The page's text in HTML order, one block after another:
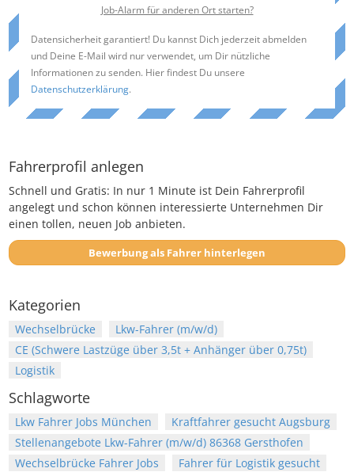
Job-Alarm für anderen Ort starten?
Datensicherheit garantiert! Du kannst Dich jederzeit abmelden
und Deine E-Mail wird nur verwendet, um Dir nützliche
Informationen zu senden. Hier findest Du unsere
Datenschutzerklärung.
Fahrerprofil anlegen
Schnell und Gratis: In nur 1 Minute ist Dein Fahrerprofil
angelegt und schon können interessierte Unternehmen Dir
einen tollen, neuen Job anbieten.
Bewerbung als Fahrer hinterlegen
Kategorien
Wechselbrücke
Lkw-Fahrer (m/w/d)
CE (Schwere Lastzüge über 3,5t + Anhänger über 0,75t)
Logistik
Schlagworte
Lkw Fahrer Jobs München
Kraftfahrer gesucht Augsburg
Stellenangebote Lkw-Fahrer (m/w/d) 86368 Gersthofen
Wechselbrücke Fahrer Jobs
Fahrer für Logistik gesucht